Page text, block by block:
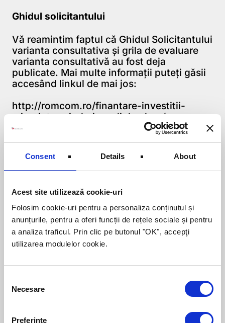
Consent Details About
Acest site utilizează cookie-uri
Folosim cookie-uri pentru a personaliza conținutul și
anunțurile, pentru a oferi funcții de rețele sociale și pentru
a analiza traficul. Prin clic pe butonul "OK", accepţi
utilizarea modulelor cookie.
Selection
Necesare
Preferințe
Ghidul solicitantului
Vă reamintim faptul că Ghidul Solicitantului
varianta consultativa și grila de evaluare
varianta consultativă au fost deja
publicate. Mai multe informații puteți găsii
accesând linkul de mai jos:
http://romcom.ro/finantare-investitii-
microintreprinderi-mediul-urban/
Haideți să discutăm
Dacă sunteți interesați să obțineți o
finanțare nerambursabilă prin intermediul
consultanții ROMCOMpentru verificarea
eligibilității și a punctajului maxim ce se
poate obține pentru proiectul dorit de dvs.
și pentru pregătirea proiectului în timp util,
înainte de deschiderea apelului de